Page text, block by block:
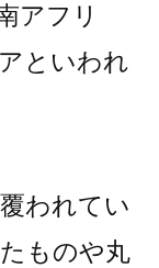
アフリ
といわれ
われてい
ものや丸